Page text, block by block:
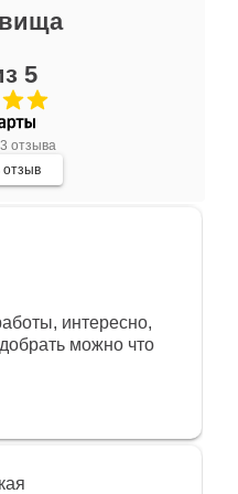
5
отзыва
отзыв
Каждое -
своей
всё! Спасибо!
интересно,
можно что